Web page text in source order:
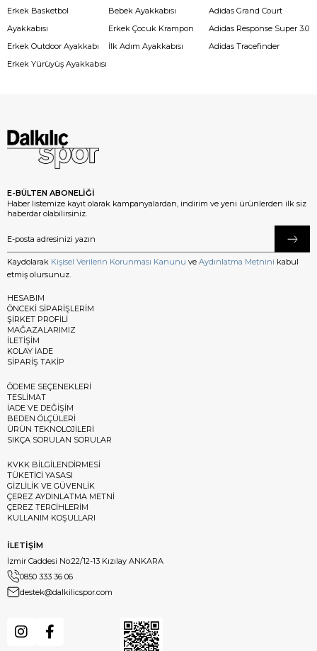
Erkek Basketbol
Ayakkabısı
Erkek Outdoor Ayakkabı
Erkek Yürüyüş Ayakkabısı
Bebek Ayakkabısı
Erkek Çocuk Krampon
İlk Adım Ayakkabısı
Adidas Grand Court
Adidas Response Super 3.0
Adidas Tracefinder
E-BÜLTEN ABONELİĞİ
Haber listemize kayıt olarak kampanyalardan, indirim ve yeni ürünlerden ilk siz
haberdar olabilirsiniz.
Kaydolarak Kişisel Verilerin Korunması Kanunu ve Aydınlatma Metnini kabul
etmiş olursunuz.
HESABIM
ÖNCEKİ SİPARİŞLERİM
ŞİRKET PROFİLİ
MAĞAZALARIMIZ
İLETİŞİM
KOLAY İADE
SİPARİŞ TAKİP
ÖDEME SEÇENEKLERİ
TESLİMAT
İADE VE DEĞİŞİM
BEDEN ÖLÇÜLERİ
ÜRÜN TEKNOLOJİLERİ
SIKÇA SORULAN SORULAR
KVKK BİLGİLENDİRMESİ
TÜKETİCİ YASASI
GİZLİLİK VE GÜVENLİK
ÇEREZ AYDINLATMA METNİ
ÇEREZ TERCİHLERİM
KULLANIM KOŞULLARI
İLETİŞİM
İzmir Caddesi No:22/12-13 Kızılay ANKARA
0850 333 36 06
destek@dalkilicspor.com